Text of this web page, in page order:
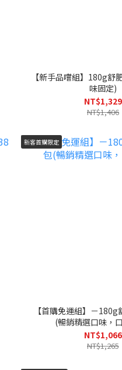
【新手品嚐組】180g舒
味固定)
NT$1,329
NT$1,406
新客首購限定
【首購免運組】－
(暢銷精選口味，
NT$1,066
NT$1,265